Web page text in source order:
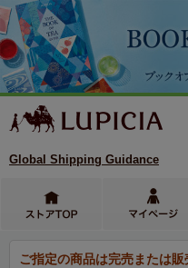
Global Shipping Guidance
ご指定の商品は完売または販